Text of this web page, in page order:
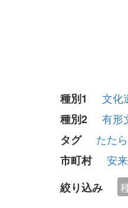
種別1 文化
種別2 有形
タグ たたら
市町村 安
絞り込み